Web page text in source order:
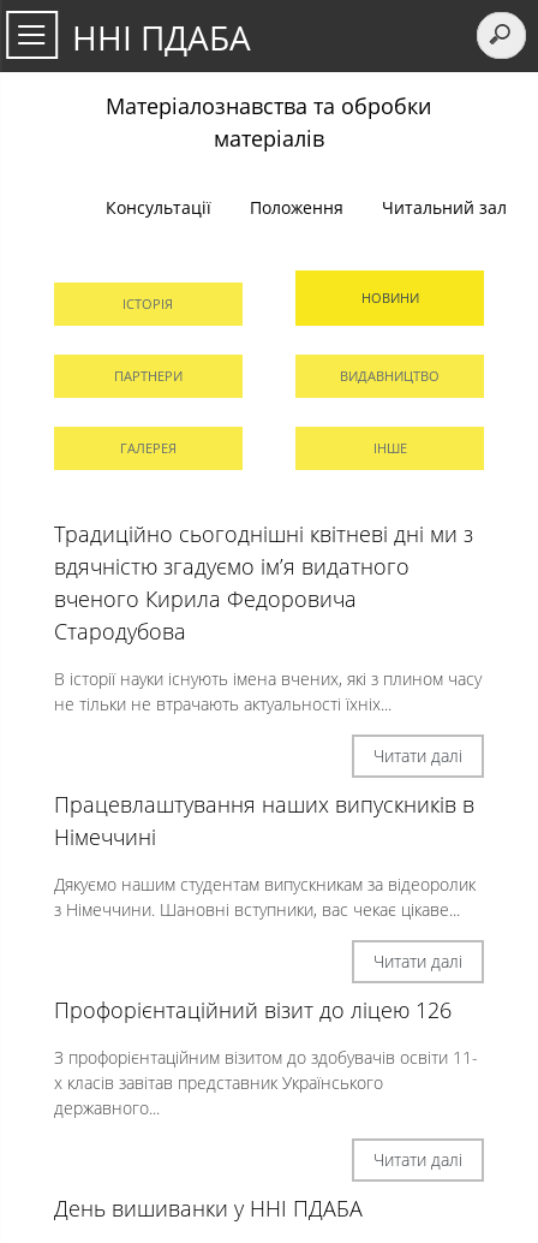
ННІ ПДАБА
Матеріалознавства та обробки
матеріалів
Консультації Положення Читальний зал
ІСТОРІЯ НОВИНИ
ПАРТНЕРИ ВИДАВНИЦТВО
ГАЛЕРЕЯ ІНШЕ
Традиційно сьогоднішні квітневі дні ми з
вдячністю згадуємо ім’я видатного
вченого Кирила Федоровича
Стародубова
В історії науки існують імена вчених, які з плином часу
не тільки не втрачають актуальності їхніх...
Читати далі
Працевлаштування наших випускників в
Німеччині
Дякуємо нашим студентам випускникам за відеоролик
з Німеччини. Шановні вступники, вас чекає цікаве...
Читати далі
Профорієнтаційний візит до ліцею 126
З профорієнтаційним візитом до здобувачів освіти 11-
х класів завітав представник Українського
державного...
Читати далі
День вишиванки у ННІ ПДАБА